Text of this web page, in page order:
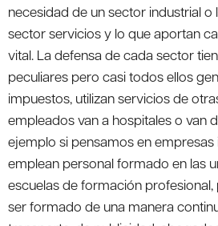
necesidad de un sector industrial o
sector servicios y lo que aportan
vital. La defensa de cada sector
peculiares pero casi todos ellos
impuestos, utilizan servicios de
empleados van a hospitales o van
ejemplo si pensamos en empresas
emplean personal formado en las
escuelas de formación
ser formado de una manera